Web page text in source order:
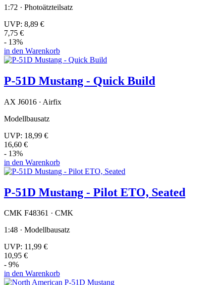
1:72 · Photoätzteilsatz
UVP: 8,89 €
7,75 €
- 13%
in den Warenkorb
P-51D Mustang - Quick Build
AX J6016 · Airfix
Modellbausatz
UVP: 18,99 €
16,60 €
- 13%
in den Warenkorb
P-51D Mustang - Pilot ETO, Seated
CMK F48361 · CMK
1:48 · Modellbausatz
UVP: 11,99 €
10,95 €
- 9%
in den Warenkorb